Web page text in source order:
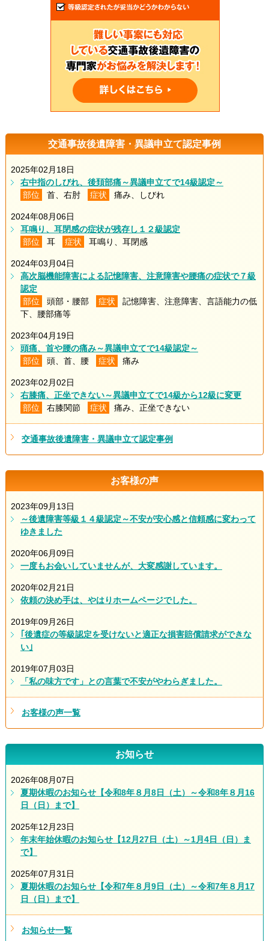
交通事故後遺障害・異議申立て認定事例
2025年02月18日
右中指のしびれ、後頚部痛～異議申立てで14級認定～
部位
首、右肘 症状 痛み、しびれ
2024年08月06日
耳鳴り、耳閉感の症状が残存し１２級認定
部位
耳 症状 耳鳴り、耳閉感
2024年03月04日
高次脳機能障害による記憶障害、注意障害や腰痛の症状で７級
認定
部位
頭部・腰部 症状
記憶障害、注意障害、言語能力の低
下、腰部痛等
2023年04月19日
頭痛、首や腰の痛み～異議申立てで14級認定～
部位
頭、首、腰 症状 痛み
2023年02月02日
右膝痛、正坐できない～異議申立てで14級から12級に変更
部位
右膝関節 症状 痛み、正坐できない
交通事故後遺障害・異議申立て認定事例
お客様の声
2023年09月13日
～後遺障害等級１４級認定～不安が安心感と信頼感に変わって
ゆきました
2020年06月09日
一度もお会いしていませんが、大変感謝しています。
2020年02月21日
依頼の決め手は、やはりホームページでした。
2019年09月26日
｢後遺症の等級認定を受けないと適正な損害賠償請求ができな
い｣
2019年07月03日
「私の味方です」との言葉で不安がやわらぎました。
お客様の声一覧
お知らせ
2026年08月07日
夏期休暇のお知らせ【令和8年８月8日（土）～令和8年８月16
日（日）まで】
2025年12月23日
年末年始休暇のお知らせ【12月27日（土）～1月4日（日）ま
で】
2025年07月31日
夏期休暇のお知らせ【令和7年８月9日（土）～令和7年８月17
日（日）まで】
お知らせ一覧